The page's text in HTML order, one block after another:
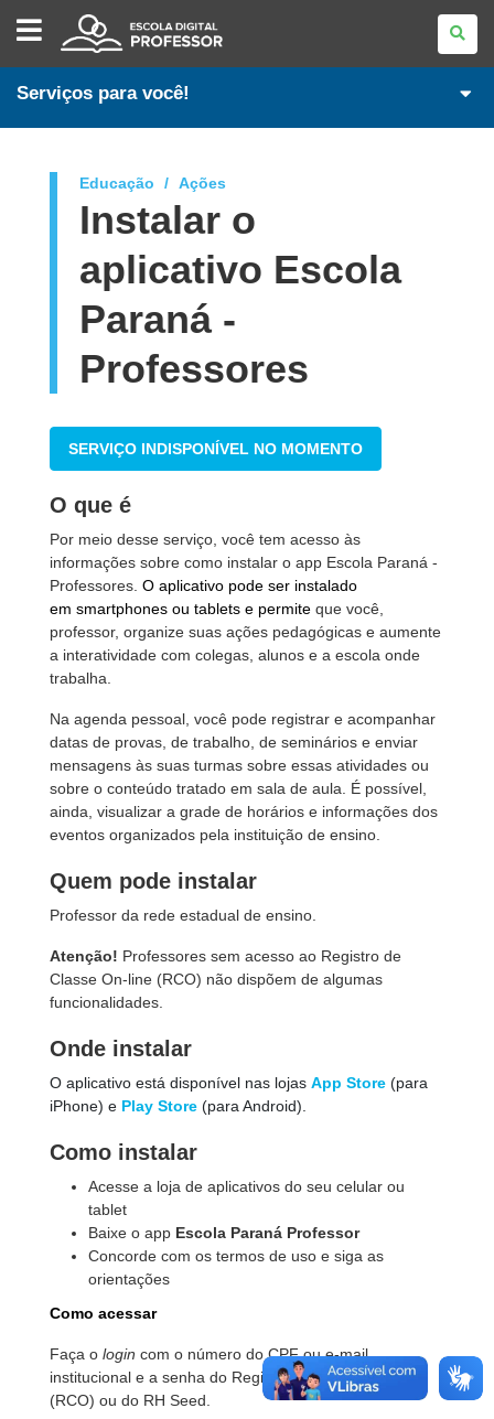
ESCOLA
DIGITAL
-
PROFESSOR
Serviços para você!
Educação Ações
Instalar o
aplicativo Escola
Paraná -
Professores
SERVIÇO INDISPONÍVEL NO MOMENTO
O que é
Por meio desse serviço, você tem acesso às
informações sobre como instalar o app Escola Paraná -
Professores. O aplicativo pode ser instalado
em smartphones ou tablets e permite que você,
professor, organize suas ações pedagógicas e aumente
a interatividade com colegas, alunos e a escola onde
trabalha.
Na agenda pessoal, você pode registrar e acompanhar
datas de provas, de trabalho, de seminários e enviar
mensagens às suas turmas sobre essas atividades ou
sobre o conteúdo tratado em sala de aula. É possível,
ainda, visualizar a grade de horários e informações dos
eventos organizados pela instituição de ensino.
Quem pode instalar
Professor da rede estadual de ensino.
Atenção! Professores sem acesso ao Registro de
Classe On-line (RCO) não dispõem de algumas
funcionalidades.
Onde instalar
O aplicativo está disponível nas lojas App Store (para
iPhone) e Play Store (para Android).
Como instalar
Acesse a loja de aplicativos do seu celular ou
tablet
Baixe o app Escola Paraná Professor
Concorde com os termos de uso e siga as
orientações
Como acessar
Faça o login com o número do CPF ou e-mail
institucional e a senha do Registro de Classe On-line
(RCO) ou do RH Seed.